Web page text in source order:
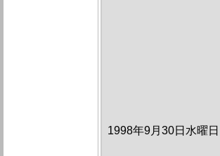
1998年9月30日水曜日